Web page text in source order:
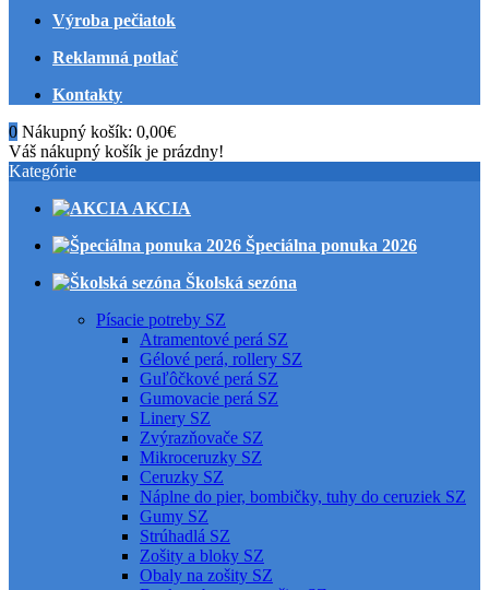
Výroba pečiatok
Reklamná potlač
Kontakty
0 Nákupný košík: 0,00€
Váš nákupný košík je prázdny!
Kategórie
AKCIA
Špeciálna ponuka 2026
Školská sezóna
Písacie potreby SZ
Atramentové perá SZ
Gélové perá, rollery SZ
Guľôčkové perá SZ
Gumovacie perá SZ
Linery SZ
Zvýrazňovače SZ
Mikroceruzky SZ
Ceruzky SZ
Náplne do pier, bombičky, tuhy do ceruziek SZ
Gumy SZ
Strúhadlá SZ
Zošity a bloky SZ
Obaly na zošity SZ